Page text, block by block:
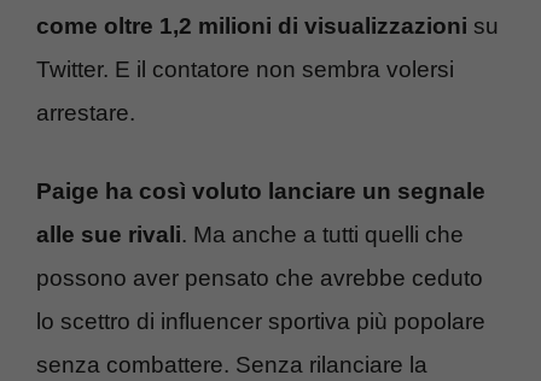
come oltre 1,2 milioni di visualizzazioni su
Twitter. E il contatore non sembra volersi
arrestare.
Paige ha così voluto lanciare un segnale
alle sue rivali. Ma anche a tutti quelli che
possono aver pensato che avrebbe ceduto
lo scettro di influencer sportiva più popolare
senza combattere. Senza rilanciare la